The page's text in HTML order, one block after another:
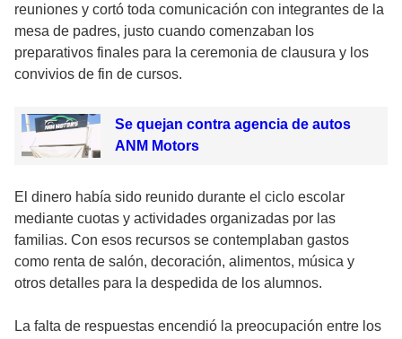
reuniones y cortó toda comunicación con integrantes de la
mesa de padres, justo cuando comenzaban los
preparativos finales para la ceremonia de clausura y los
convivios de fin de cursos.
Se quejan contra agencia de autos
ANM Motors
El dinero había sido reunido durante el ciclo escolar
mediante cuotas y actividades organizadas por las
familias. Con esos recursos se contemplaban gastos
como renta de salón, decoración, alimentos, música y
otros detalles para la despedida de los alumnos.
La falta de respuestas encendió la preocupación entre los